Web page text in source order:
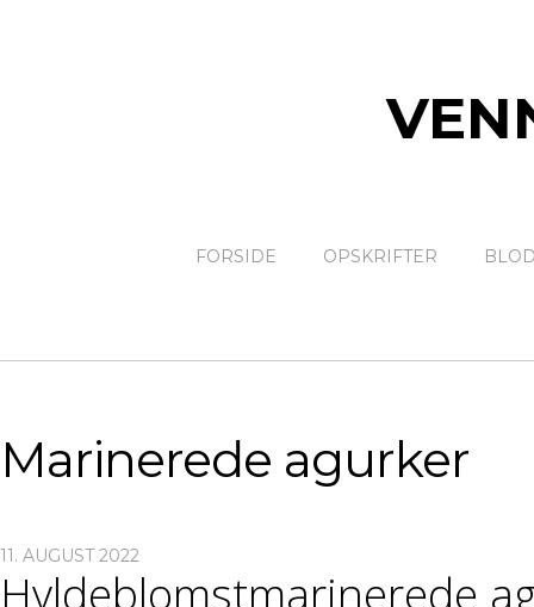
FORSIDE OPSKRIFTER
Marinerede agurker
11. AUGUST 2022
Hyldeblomstmarinerede